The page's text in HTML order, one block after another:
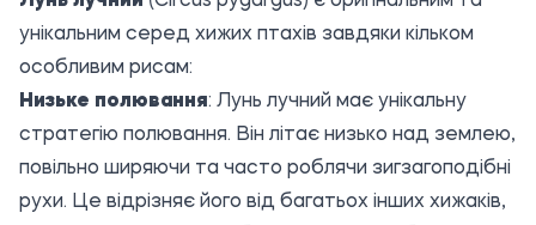
унікальним серед хижих птахів завдяки кільком
особливим рисам:
Низьке полювання: Лунь лучний має унікальну
стратегію полювання. Він літає низько над землею,
повільно ширяючи та часто роблячи зигзагоподібні
рухи. Це відрізняє його від багатьох інших хижаків,